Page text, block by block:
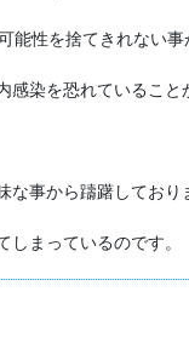
性を捨てきれない
染を恐れているこ
事から躊躇してお
まっているのです。